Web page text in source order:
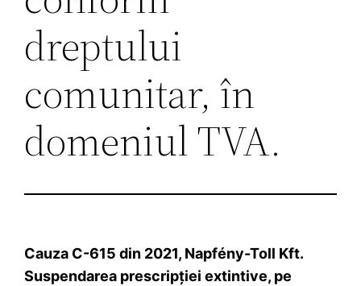
dreptului
comunitar, în
domeniul TVA.
Cauza C-615 din 2021, Napfény-Toll Kft.
Suspendarea prescripției extintive, pe